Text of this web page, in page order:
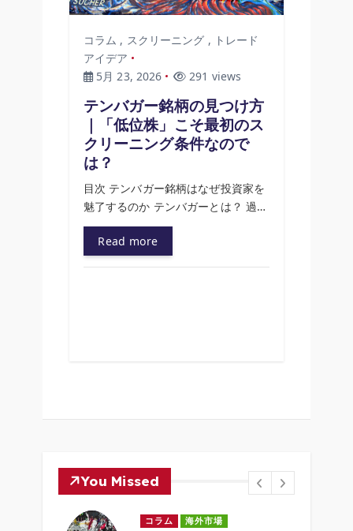
コラム , スクリーニング , トレード
アイデア
5月 23, 2026
291 views
テンバガー銘柄の見つけ方
｜「低位株」こそ最初のス
クリーニング条件なので
は？
目次 テンバガー銘柄はなぜ投資家を
魅了するのか テンバガーとは？ 過…
Read more
You Missed
コラム 海外市場